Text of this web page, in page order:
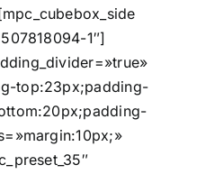
1″]
top:23px;padding-